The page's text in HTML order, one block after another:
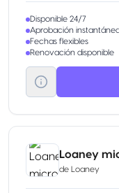
Disponible 24/7
Aprobación
Fechas flexibles
Renovación disponible
Loaney
de Loaney